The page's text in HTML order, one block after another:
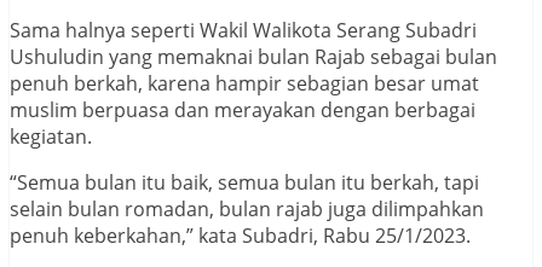
Sama halnya seperti Wakil Walikota Serang Subadri
Ushuludin yang memaknai bulan Rajab sebagai bulan
penuh berkah, karena hampir sebagian besar umat
muslim berpuasa dan merayakan dengan berbagai
kegiatan.
“Semua bulan itu baik, semua bulan itu berkah, tapi
selain bulan romadan, bulan rajab juga dilimpahkan
penuh keberkahan,” kata Subadri, Rabu 25/1/2023.